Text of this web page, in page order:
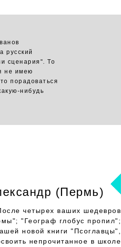
русский
сценария". То
не имею
порадоваться
нибудь
(Пермь)
четырех ваших шедевров
"Географ глобус пропил";
новой книги "Псоглавцы",
непрочитанное в школе